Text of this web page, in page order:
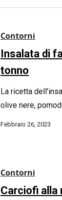
Contorni
Insalata di
tonno
La ricetta
olive nere,
Febbraio 26, 2023
Contorni
Carciofi alla